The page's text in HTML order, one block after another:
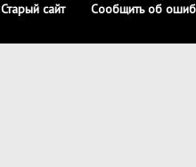
Старый сайт Сообщить об